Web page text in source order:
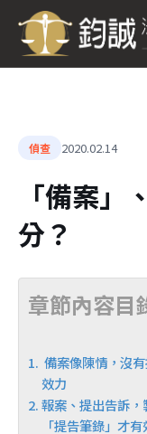
偵查 2020.02.14
「備案
分？
章節內容目
備案像陳情，沒
效力
報案、提出告訴，
「提告筆錄」才有